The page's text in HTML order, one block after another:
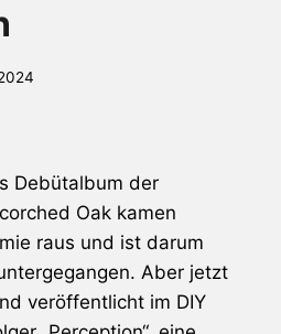
Debütalbum der
Oak kamen
raus und ist darum
Aber jetzt
veröffentlicht im DIY